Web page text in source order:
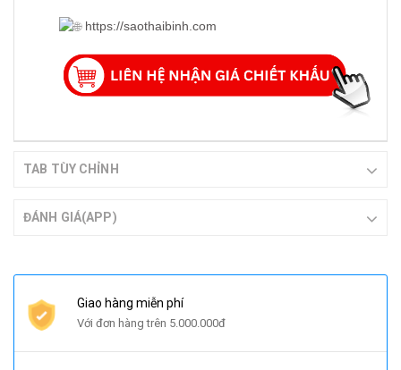
https://saothaibinh.com
TAB TÙY CHỈNH
ĐÁNH GIÁ(APP)
Giao hàng miễn phí
Với đơn hàng trên 5.000.000đ